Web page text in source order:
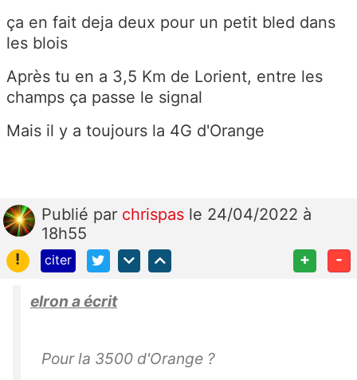
ça en fait deja deux pour un petit bled dans
les blois
Après tu en a 3,5 Km de Lorient, entre les
champs ça passe le signal
Mais il y a toujours la 4G d'Orange
Publié par chrispas le 24/04/2022 à
18h55
!
citer + -
elron a écrit
Pour la 3500 d'Orange ?